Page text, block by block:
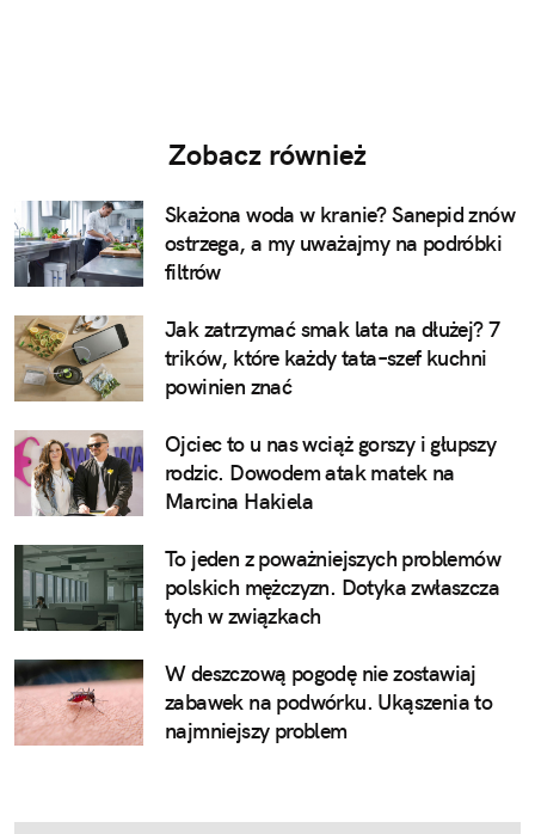
Zobacz również
Skażona woda w kranie? Sanepid znów
ostrzega, a my uważajmy na podróbki
filtrów
Jak zatrzymać smak lata na dłużej? 7
trików, które każdy tata–szef kuchni
powinien znać
Ojciec to u nas wciąż gorszy i głupszy
rodzic. Dowodem atak matek na
Marcina Hakiela
To jeden z poważniejszych problemów
polskich mężczyzn. Dotyka zwłaszcza
tych w związkach
W deszczową pogodę nie zostawiaj
zabawek na podwórku. Ukąszenia to
najmniejszy problem